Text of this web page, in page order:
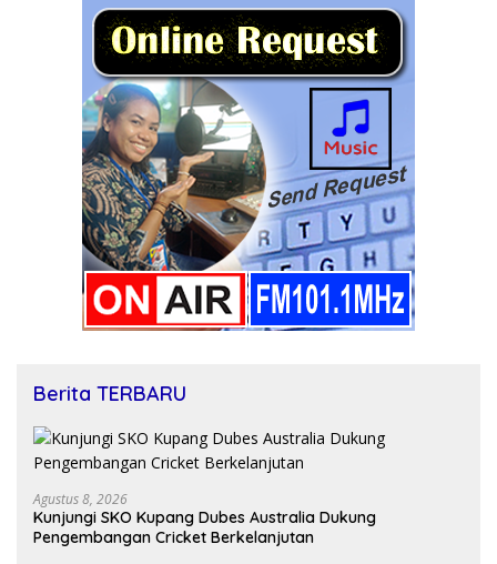
Berita TERBARU
Agustus 8, 2026
Kunjungi SKO Kupang Dubes Australia Dukung
Pengembangan Cricket Berkelanjutan